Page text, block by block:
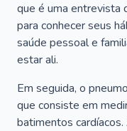
que é uma entrevista
para conhecer seus
saúde pessoal e
estar ali.
Em seguida, o
que consiste em
batimentos